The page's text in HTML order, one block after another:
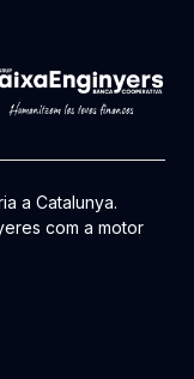
a Catalunya.
com a motor